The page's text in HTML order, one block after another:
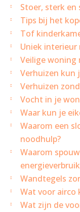
Stoer, sterk
Tips bij het
Tof
Uniek
Veilige woning
Verhuizen kun
Verhuizen
Vocht in je
Waar kun je
Waarom een
noodhulp?
Waarom
Wandtegels
Wat voor airco
Wat zijn de